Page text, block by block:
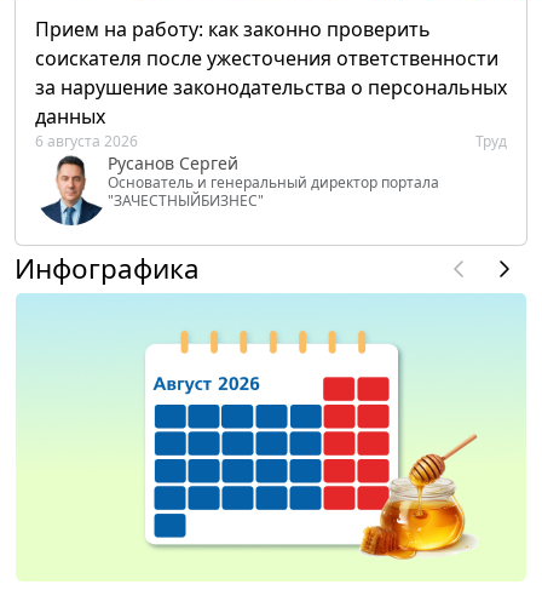
Прием на работу: как законно проверить
соискателя после ужесточения ответственности
за нарушение законодательства о персональных
данных
6 августа 2026 Труд
Русанов Сергей
Основатель и генеральный директор портала
"ЗАЧЕСТНЫЙБИЗНЕС"
Инфографика